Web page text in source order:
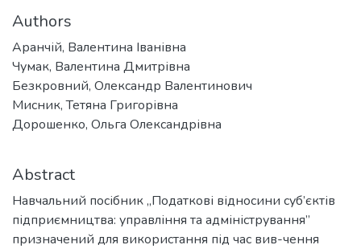
Authors
Аранчій, Валентина Іванівна
Чумак, Валентина Дмитрівна
Безкровний, Олександр Валентинович
Мисник, Тетяна Григорівна
Дорошенко, Ольга Олександрівна
Abstract
Навчальний посібник „Податкові відносини суб’єктів
підприємництва: управління та адміністрування”
призначений для використання під час вив-чення